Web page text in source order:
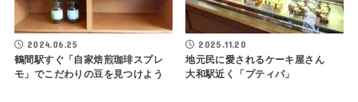
2024.06.25
鶴間駅すぐ「自家焙煎珈琲スプレ
モ」でこだわりの豆を見つけよう
2025.11.20
地元民に愛されるケーキ屋さん
大和駅近く「プティパ」